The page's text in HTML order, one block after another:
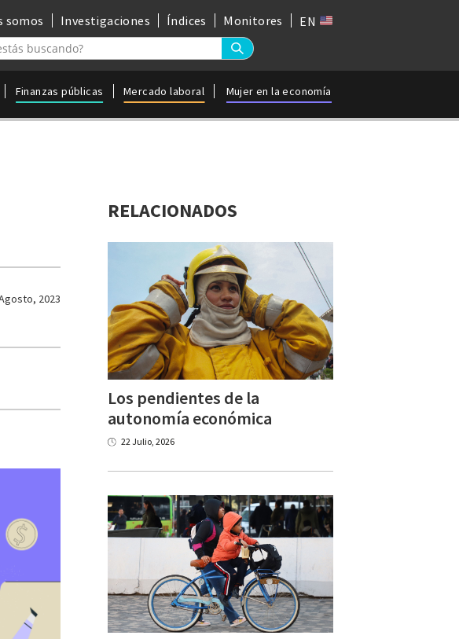
somos Investigaciones Índices Monitores EN
Finanzas públicas Mercado laboral Mujer en la economía
2023
RELACIONADOS
Los pendientes de la
autonomía económica
22 Julio, 2026